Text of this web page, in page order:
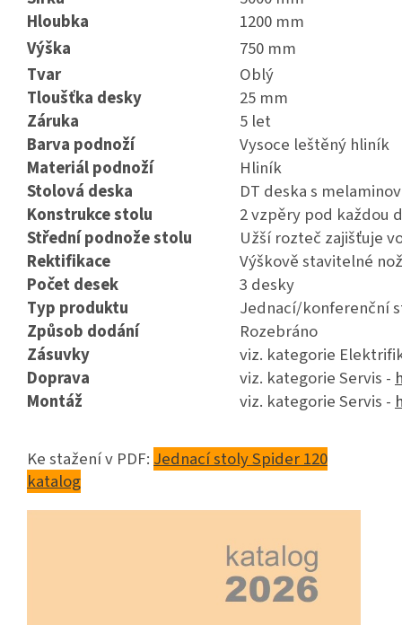
Hloubka
1200 mm
Výška
750 mm
Tvar
Oblý
Tloušťka desky
25 mm
Záruka
5 let
Barva podnoží
Vysoce leštěný hliník
Materiál podnoží
Hliník
Stolová deska
DT deska s
Konstrukce stolu
2 vzpěry pod každou
Střední podnože stolu
Užší rozteč zajišťuje
Rektifikace
Výškově stavitelné
Počet desek
3 desky
Typ produktu
Jednací/konferenční
Způsob dodání
Rozebráno
Zásuvky
viz. kategorie
Doprava
viz. kategorie Servis -
Montáž
viz. kategorie Servis -
Ke stažení v PDF:Jednací stoly Spider 120
katalog